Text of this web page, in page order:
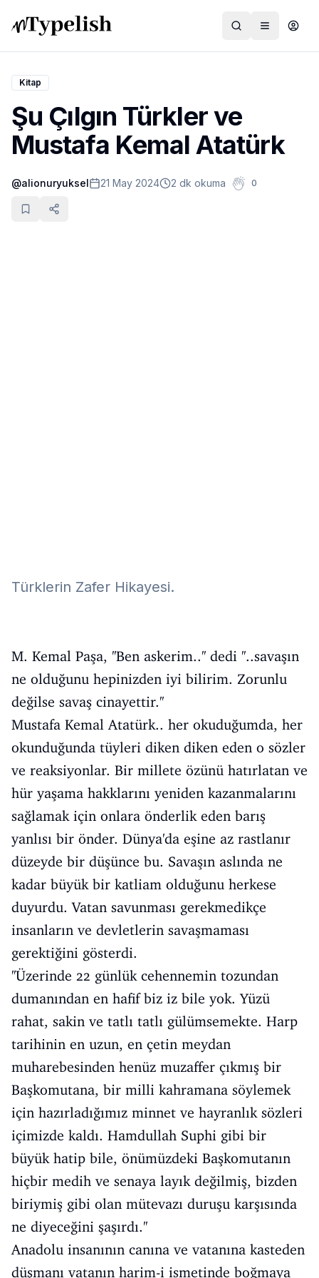
Dünya
Film ve Dizi
Kültür ve Sanat
Sağlık
Kitap
Şu Çılgın Türkler ve
Mustafa Kemal Atatürk
@alionuryuksel 21 May 2024 2 dk okuma 0
Türklerin Zafer Hikayesi.
M. Kemal Paşa, ''Ben askerim..'' dedi ''..savaşın
ne olduğunu hepinizden iyi bilirim. Zorunlu
değilse savaş cinayettir.''
Mustafa Kemal Atatürk.. her okuduğumda, her
okunduğunda tüyleri diken diken eden o sözler
ve reaksiyonlar. Bir millete özünü hatırlatan ve
hür yaşama hakklarını yeniden kazanmalarını
sağlamak için onlara önderlik eden barış
yanlısı bir önder. Dünya'da eşine az rastlanır
düzeyde bir düşünce bu. Savaşın aslında ne
kadar büyük bir katliam olduğunu herkese
duyurdu. Vatan savunması gerekmedikçe
insanların ve devletlerin savaşmaması
gerektiğini gösterdi.
''Üzerinde 22 günlük cehennemin tozundan
dumanından en hafif biz iz bile yok. Yüzü
rahat, sakin ve tatlı tatlı gülümsemekte. Harp
tarihinin en uzun, en çetin meydan
muharebesinden henüz muzaffer çıkmış bir
Başkomutana, bir milli kahramana söylemek
için hazırladığımız minnet ve hayranlık sözleri
içimizde kaldı. Hamdullah Suphi gibi bir
büyük hatip bile, önümüzdeki Başkomutanın
hiçbir medih ve senaya layık değilmiş, bizden
biriymiş gibi olan mütevazı duruşu karşısında
ne diyeceğini şaşırdı.''
Anadolu insanının canına ve vatanına kasteden
düşmanı vatanın harim-i ismetinde boğmaya